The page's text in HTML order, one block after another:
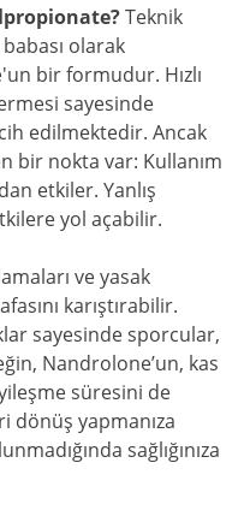
Teknik
olarak
bir formudur. Hızlı
sayesinde
edilmektedir. Ancak
bir nokta var: Kullanım
etkiler. Yanlış
yol açabilir.
ve yasak
karıştırabilir.
sayesinde sporcular,
Nandrolone’un, kas
süresini de
dönüş yapmanıza
sağlığınıza